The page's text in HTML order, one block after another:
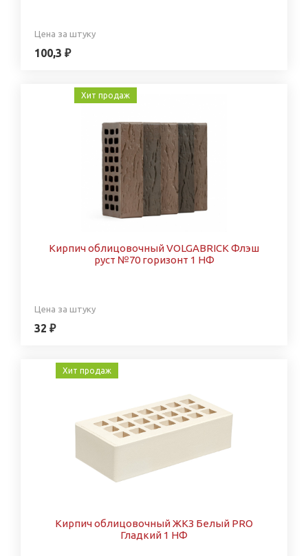
Цена за штуку
100,3 ₽
Хит продаж
Кирпич облицовочный VOLGABRICK Флэш
руст №70 горизонт 1 НФ
Цена за штуку
32 ₽
Хит продаж
Кирпич облицовочный ЖКЗ Белый PRO
Гладкий 1 НФ